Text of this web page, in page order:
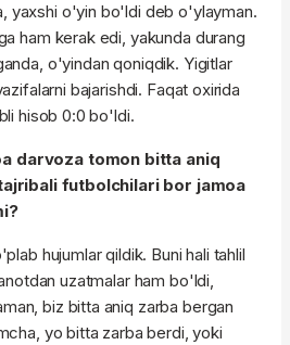
yaxshi o'yin bo'ldi deb o'ylayman.
ham kerak edi, yakunda durang
o'yindan qoniqdik. Yigitlar
bajarishdi. Faqat oxirida
hisob 0:0 bo'ldi.
darvoza tomon bitta aniq
futbolchilari bor jamoa
hujumlar qildik. Buni hali tahlil
uzatmalar ham bo'ldi,
biz bitta aniq zarba bergan
yo bitta zarba berdi, yoki